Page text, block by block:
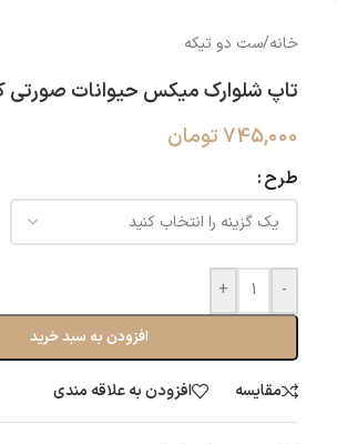
خانه/ست دو تیکه
تاپ شلوارک میکس حیوانات صورتی کد
745,000تومان
طرح
-
+
افزودن به سبد خرید
مقایسه افزودن به علاقه مندی